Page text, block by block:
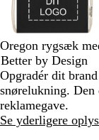
til
zoome
og
til
at
panorere
Oregon rygsæk
Better by Design
Opgradér dit
snørelukning. Den
reklamegave.
Se yderligere